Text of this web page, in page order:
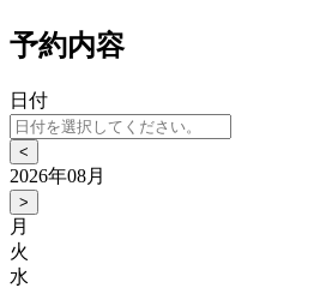
予約内容
日付
<
2026年08月
>
月
火
水